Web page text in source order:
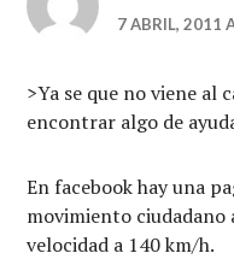
7 ABRIL, 2011
>Ya se que no viene al
encontrar algo de
En facebook hay una
movimiento
velocidad a 140 km/h.